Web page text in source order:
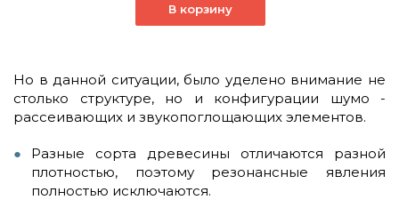
В корзину
Но в данной ситуации, было уделено внимание не
столько структуре, но и конфигурации шумо -
рассеивающих и звукопоглощающих элементов.
Разные сорта древесины отличаются разной
плотностью, поэтому резонансные явления
полностью исключаются.